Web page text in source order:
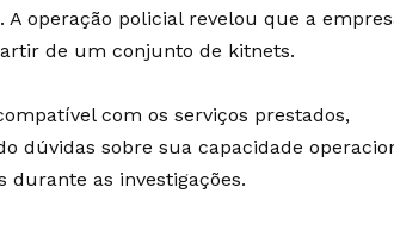
operação policial revelou que a
de um conjunto de kitnets.
com os serviços prestados,
dúvidas sobre sua capacidade
durante as investigações.